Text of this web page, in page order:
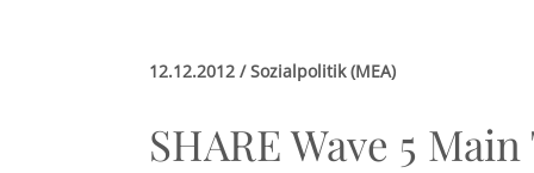
12.12.2012 / Sozialpolitik (MEA)
SHARE Wave 5